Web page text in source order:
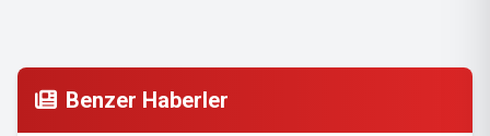
Benzer Haberler